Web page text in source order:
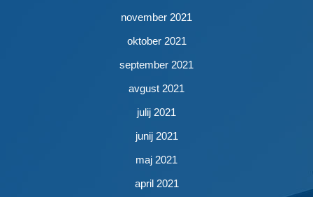
november 2021
oktober 2021
september 2021
avgust 2021
julij 2021
junij 2021
maj 2021
april 2021